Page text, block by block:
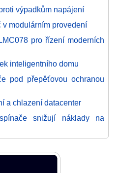
výpadkům napájení
modulárním provedení
pro řízení moderních
inteligentního domu
pod přepěťovou ochranou
a chlazení datacenter
snižují náklady na